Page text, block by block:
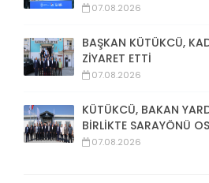
07.08.2026
BAŞKAN KÜTÜKCÜ,
ZİYARET ETTİ
07.08.2026
KÜTÜKCÜ, BAKAN
BİRLİKTE SARAYÖNÜ
07.08.2026